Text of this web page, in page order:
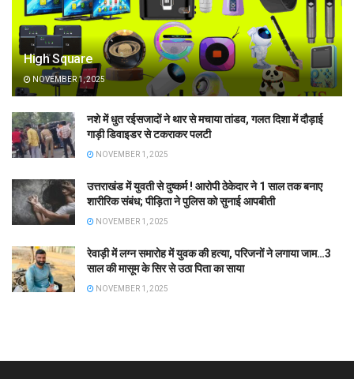
High Square
NOVEMBER 1, 2025
नशे में धुत रईसजादों ने थार से मचाया तांडव, गलत दिशा में दौड़ाई
गाड़ी डिवाइडर से टकराकर पलटी
NOVEMBER 1, 2025
उत्तराखंड में युवती से दुष्कर्म ! आरोपी ठेकेदार ने 1 साल तक बनाए
शारीरिक संबंध; पीड़िता ने पुलिस को सुनाई आपबीती
NOVEMBER 1, 2025
रेवाड़ी में लग्न समारोह में युवक की हत्या, परिजनों ने लगाया जाम…3
साल की मासूम के सिर से उठा पिता का साया
NOVEMBER 1, 2025